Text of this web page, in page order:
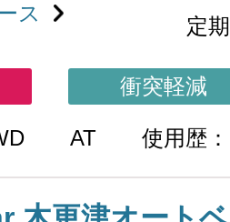
ス
定
衝突軽減
AT 使用歴